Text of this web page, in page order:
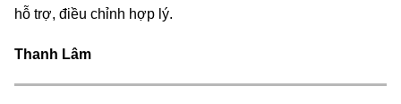
hỗ trợ, điều chỉnh hợp lý.
Thanh Lâm